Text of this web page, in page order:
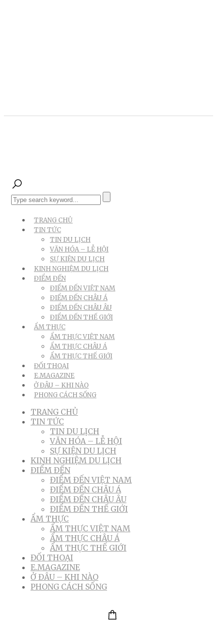
TRANG CHỦ
TIN TỨC
TIN DU LỊCH
VĂN HÓA – LỄ HỘI
SỰ KIỆN DU LỊCH
KINH NGHIỆM DU LỊCH
ĐIỂM ĐẾN
ĐIỂM ĐẾN VIỆT NAM
ĐIỂM ĐẾN CHÂU Á
ĐIỂM ĐẾN CHÂU ÂU
ĐIỂM ĐẾN THẾ GIỚI
ẨM THỰC
ẨM THỰC VIỆT NAM
ẨM THỰC CHÂU Á
ẨM THỰC THẾ GIỚI
ĐỐI THOẠI
E.MAGAZINE
Ở ĐÂU – KHI NÀO
PHONG CÁCH SỐNG
TRANG CHỦ
TIN TỨC
TIN DU LỊCH
VĂN HÓA – LỄ HỘI
SỰ KIỆN DU LỊCH
KINH NGHIỆM DU LỊCH
ĐIỂM ĐẾN
ĐIỂM ĐẾN VIỆT NAM
ĐIỂM ĐẾN CHÂU Á
ĐIỂM ĐẾN CHÂU ÂU
ĐIỂM ĐẾN THẾ GIỚI
ẨM THỰC
ẨM THỰC VIỆT NAM
ẨM THỰC CHÂU Á
ẨM THỰC THẾ GIỚI
ĐỐI THOẠI
E.MAGAZINE
Ở ĐÂU – KHI NÀO
PHONG CÁCH SỐNG